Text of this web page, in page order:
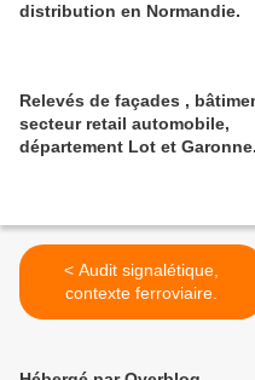
distribution en Normandie.
Relevés de façades ,
secteur retail automobile,
département Lot et Garonne.
< Audit signalétique,
contexte ferroviaire.